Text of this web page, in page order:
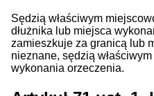
Sędzią właściwym
dłużnika lub miejsca
zamieszkuje za granicą lub
nieznane, sędzią
wykonania orzeczenia.